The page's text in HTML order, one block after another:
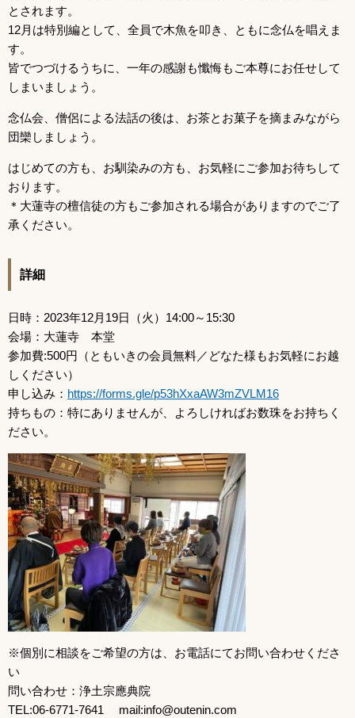
とされます。
12月は特別編として、全員で木魚を叩き、ともに念仏を唱えま
す。
皆でつづけるうちに、一年の感謝も懺悔もご本尊にお任せして
しまいましょう。
念仏会、僧侶による法話の後は、お茶とお菓子を摘まみながら
団欒しましょう。
はじめての方も、お馴染みの方も、お気軽にご参加お待ちして
おります。
＊大蓮寺の檀信徒の方もご参加される場合がありますのでご了
承ください。
詳細
日時：2023年12月19日（火）14:00～15:30
会場：大蓮寺 本堂
参加費:500円（ともいきの会員無料／どなた様もお気軽にお越
しください）
申し込み： https://forms.gle/p53hXxaAW3mZVLM16
持ちもの：特にありませんが、よろしければお数珠をお持ちく
ださい。
※個別に相談をご希望の方は、お電話にてお問い合わせくださ
い
問い合わせ：浄土宗應典院
TEL:06-6771-7641 mail:info@outenin.com